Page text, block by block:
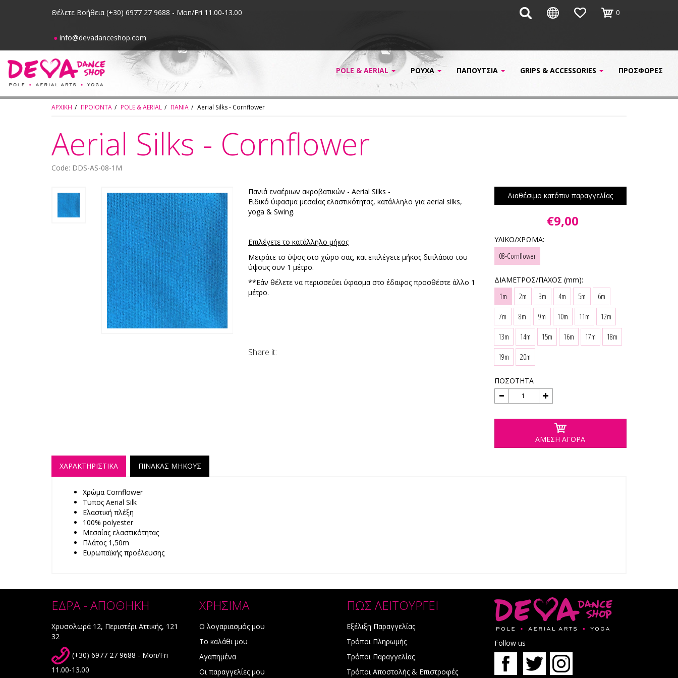
Θέλετε Βοήθεια (+30) 6977 27 9688 - Mon/Fri 11.00-13.00
● info@devadanceshop.com
0
POLE & AERIAL ΡΟΥΧΑ ΠΑΠΟΥΤΣΙΑ GRIPS & ACCESSORIES ΠΡΟΣΦΟΡΕΣ
ΑΡΧΙΚΗ ΠΡΟΙΟΝΤΑ POLE & AERIAL ΠΑΝΙΑ Aerial Silks - Cornflower
Aerial Silks - Cornflower
Code: DDS-AS-08-1M
Διαθέσιμο κατόπιν παραγγελίας
€9,00
ΥΛΙΚΟ/ΧΡΩΜΑ:
08-Cornflower
ΔΙΑΜΕΤΡΟΣ/ΠΑΧΟΣ (mm):
1m 2m 3m 4m 5m
6m
7m
8m 9m 10m 11m
12m
13m
14m 15m 16m 17m
18m
19m
20m
ΠΟΣΟΤΗΤΑ
ΑΜΕΣΗ ΑΓΟΡΑ
Πανιά εναέριων ακροβατικών - Aerial Silks -
Ειδικό ύφασμα μεσαίας ελαστικότητας, κατάλληλο για aerial silks,
yoga & Swing.
Επιλέγετε το κατάλληλο μήκος
Μετράτε το ύψος στο χώρο σας, και επιλέγετε μήκος διπλάσιο του
ύψους συν 1 μέτρο.
**Εάν θέλετε να περισσεύει ύφασμα στο έδαφος προσθέστε άλλο 1
μέτρο.
Share it:
ΧΑΡΑΚΤΗΡΙΣΤΙΚΑ ΠΙΝΑΚΑΣ ΜΗΚΟΥΣ
Χρώμα Cornflower
Τυπος Aerial Silk
Ελαστική πλέξη
100% polyester
Mεσαίας ελαστικότητας
Πλάτος 1,50m
Ευρωπαϊκής προέλευσης
ΕΔΡΑ - ΑΠΟΘΗΚΗ
Χρυσολωρά 12, Περιστέρι Αττικής, 121
32
(+30) 6977 27 9688 - Mon/Fri
11.00-13.00
ΧΡΗΣΙΜΑ
Ο λογαριασμός μου
Το καλάθι μου
Αγαπημένα
Οι παραγγελίες μου
ΠΩΣ ΛΕΙΤΟΥΡΓΕΙ
Εξέλιξη Παραγγελίας
Τρόποι Πληρωμής
Τρόποι Παραγγελίας
Τρόποι Αποστολής & Επιστροφές
Follow us